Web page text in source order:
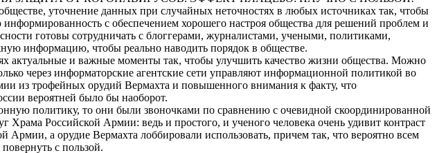
уточнение данных при случайных неточностях в любых источниках так, чтобы
с обеспечением хорошего настроя общества для решений проблем и
готовы сотрудничать с блоггерами, журналистами, учеными, политиками,
информацию, чтобы реально наводить порядок в обществе.
актуальные и важные моменты так, чтобы улучшить качество жизни общества. Можно
через информаторские агентские сети управляют информационной политикой во
из трофейных орудий Вермахта и повышенного внимания к факту, что
вероятней было бы наоборот.
политику, то они были звоночками по сравнению с очевидной скоординированной
Российской Армии: ведь и простого, и ученого человека очень удивит контраст
а орудие Вермахта лоббировали использовать, причем так, что вероятно всем
с пользой.